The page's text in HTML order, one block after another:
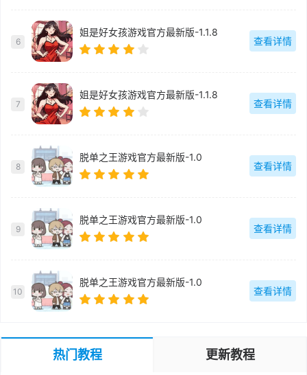
6
姐是好女孩游戏官方最新版-1.1.8
查看详情
7
姐是好女孩游戏官方最新版-1.1.8
查看详情
8
脱单之王游戏官方最新版-1.0
查看详情
9
脱单之王游戏官方最新版-1.0
查看详情
10
脱单之王游戏官方最新版-1.0
查看详情
热门教程 更新教程